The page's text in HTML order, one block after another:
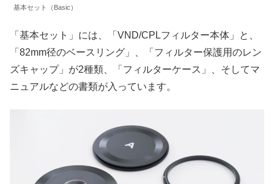
基本セット（Basic）
「基本セット」には、「VND/CPLフィルター本体」と、
「82mm径のベースリング」、「フィルター保護用のレン
ズキャップ」が2種類、「フィルターケース」、そしてマ
ニュアルなどの書類が入っています。